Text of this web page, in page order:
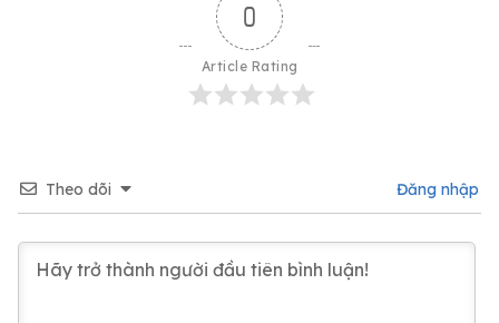
0
Article Rating
Theo dõi Đăng nhập